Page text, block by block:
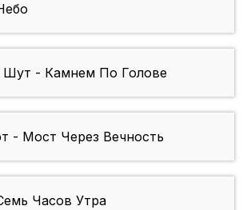
Шут - Камнем По Голове
- Мост Через Вечность
Часов Утра